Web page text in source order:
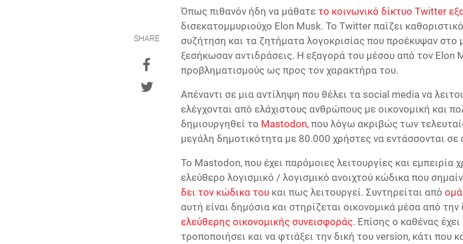
SHARE
Όπως πιθανόν ήδη να μάθατε το κοινωνικό δίκτυο Twitter
δισεκατομμυριούχο Elon Musk. Το Twitter παίζει
συζήτηση και τα ζητήματα λογοκρισίας που προέκυψαν στο
ξεσήκωσαν αντιδράσεις. Η εξαγορά του μέσου από τον Elon
προβληματισμούς ως προς τον χαρακτήρα του.
Απέναντι σε μια αντίληψη που θέλει τα social media να
ελέγχονται από ελάχιστους ανθρώπους με οικονομική και
δημιουργηθεί το Mastodon, που λόγω ακριβώς των
μεγάλη δημοτικότητα με 80.000 χρήστες να εντάσσονται
Το Mastodon, που έχει παρόμοιες λειτουργίες και εμπειρία
ελεύθερο λογισμικό / λογισμικό ανοιχτού κώδικα που
δει τον κώδικα του και πως λειτουργεί. Συντηρείται από
αυτή είναι δημόσια και στηρίζεται οικονομικά μέσα από
ελεύθερης οικονομικής συνεισφοράς. Επίσης ο καθένας
τροποποιήσει και να φτιάξει την δική του version, κάτι που